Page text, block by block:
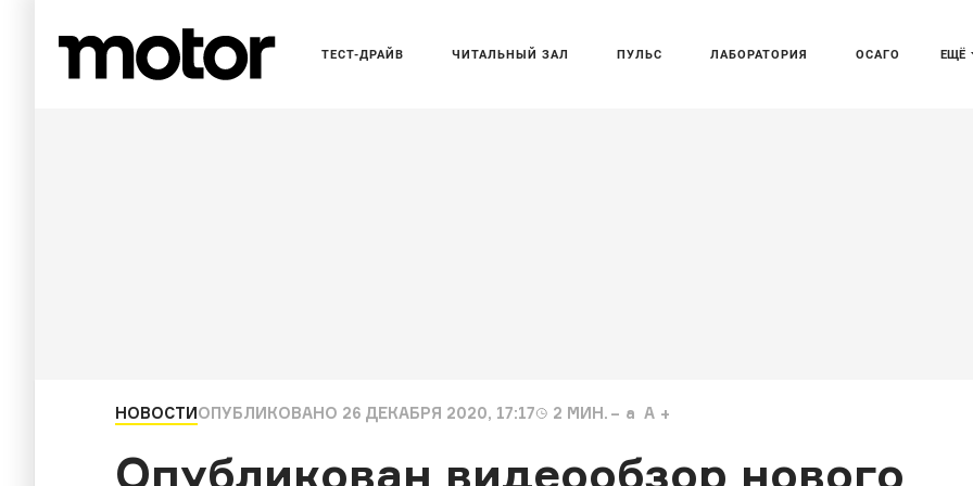
ЕЩЁ
ТЕСТ-ДРАЙВ ЧИТАЛЬНЫЙ ЗАЛ ПУЛЬС ЛАБОРАТОРИЯ ОСАГО
НОВОСТИОПУБЛИКОВАНО 26 ДЕКАБРЯ 2020, 17:17 2 МИН. a A
Опубликован видеообзор нового